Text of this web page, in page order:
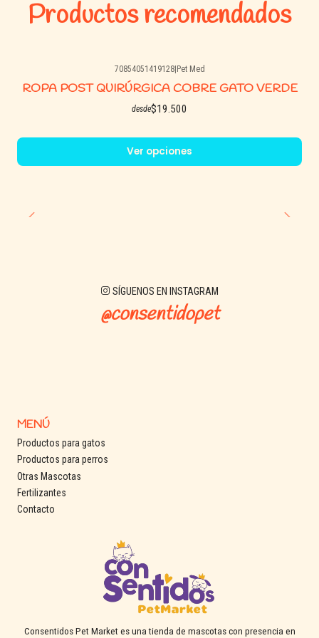
Productos recomendados
70854051419128| Pet Med
ROPA POST QUIRÚRGICA COBRE GATO VERDE
desde$19.500
Ver opciones
SÍGUENOS EN INSTAGRAM
@consentidopet
MENÚ
Productos para gatos
Productos para perros
Otras Mascotas
Fertilizantes
Contacto
Consentidos Pet Market es una tienda de mascotas con presencia en